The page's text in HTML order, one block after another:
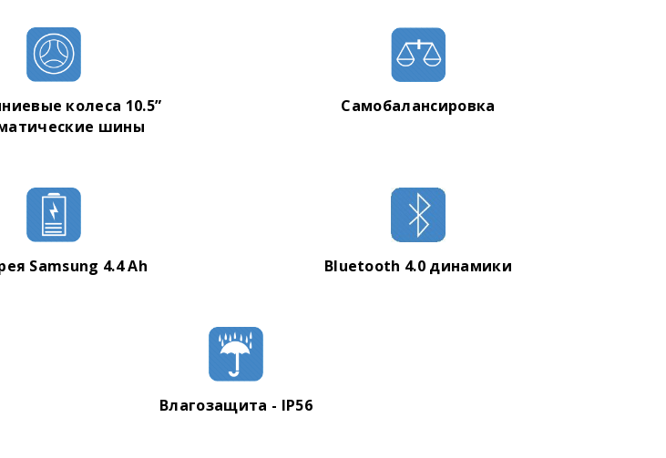
колеса 10.5”
шины
Самобалансировка
Samsung 4.4 Ah Bluetooth 4.0 динамики
Влагозащита - IP56